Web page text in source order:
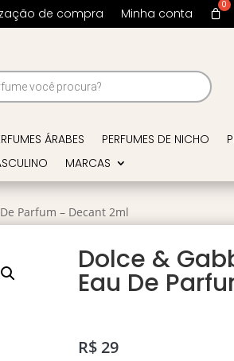
de compra Minha conta
ÁRABES PERFUMES DE NICHO
MARCAS
Parfum – Decant 2ml
Dolce &
Eau De
R$29